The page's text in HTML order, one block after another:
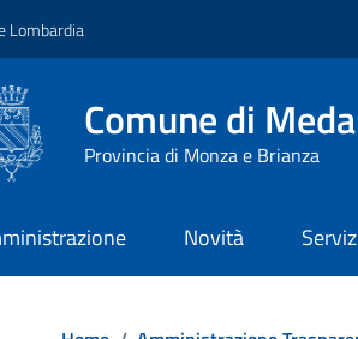
Lombardia
Comune di Meda
Provincia di Monza e Brianza
Novità